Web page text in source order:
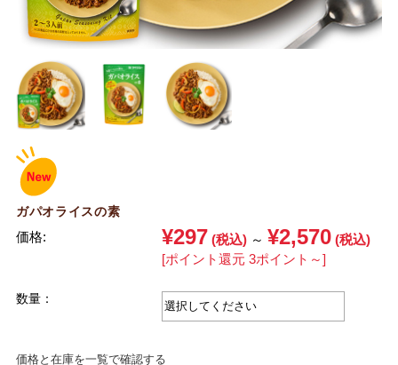
ガパオライスの素
価格: ¥297 (税込) ～ ¥2,570 (税込)
[ポイント還元 3ポイント～]
数量：
価格と在庫を一覧で確認する